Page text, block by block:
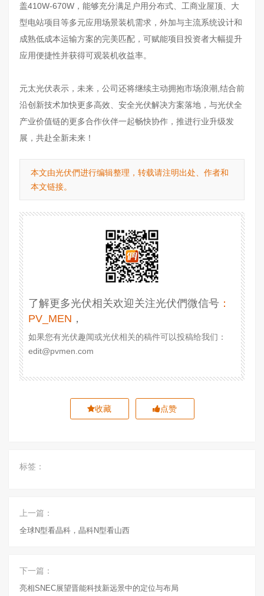
盖410W-670W，能够充分满足户用分布式、工商业屋顶、大
型电站项目等多元应用场景装机需求，外加与主流系统设计和
成熟低成本运输方案的完美匹配，可赋能项目投资者大幅提升
应用便捷性并获得可观装机收益率。
元太光伏表示，未来，公司还将继续主动拥抱市场浪潮,结合前
沿创新技术加快更多高效、安全光伏解决方案落地，与光伏全
产业价值链的更多合作伙伴一起畅快协作，推进行业升级发
展，共赴全新未来！
本文由光伏們进行编辑整理，转载请注明出处、作者和
本文链接。
了解更多光伏相关欢迎关注光伏們微信号 ：
PV_MEN ，
如果您有光伏趣闻或光伏相关的稿件可以投稿给我们：
edit@pvmen.com
收藏 点赞
标签：
上一篇：
全球N型看晶科，晶科N型看山西
下一篇：
亮相SNEC展望晋能科技新远景中的定位与布局